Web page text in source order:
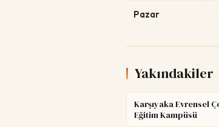
Pazar
Yakındakiler
Karşıyaka Evrensel
Eğitim Kampüsü